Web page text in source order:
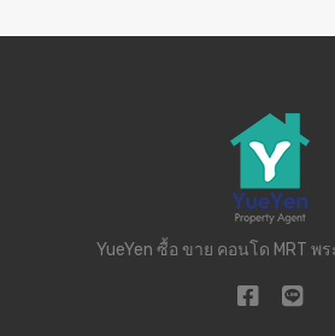
YueYen ซื้อ ขาย คอนโด MRT พ